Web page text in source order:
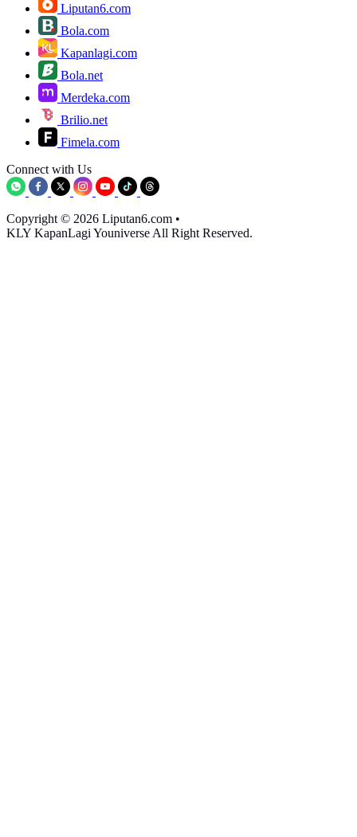
Liputan6.com
Bola.com
Kapanlagi.com
Bola.net
Merdeka.com
Brilio.net
Fimela.com
Connect with Us
Copyright © 2026 Liputan6.com •
KLY KapanLagi Youniverse All Right Reserved.